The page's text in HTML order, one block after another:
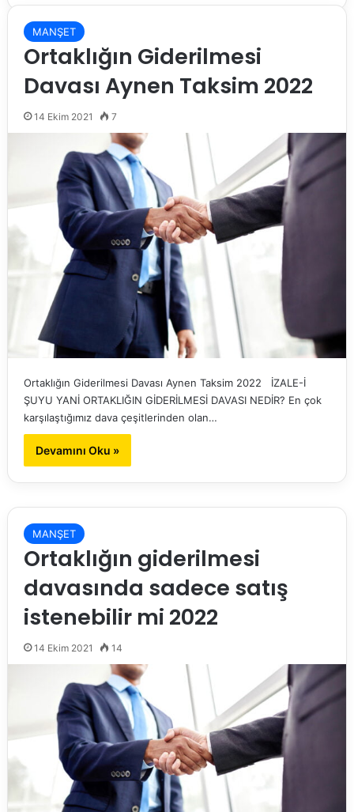
MANŞET
Ortaklığın Giderilmesi
Davası Aynen Taksim 2022
14 Ekim 2021 7
Ortaklığın Giderilmesi Davası Aynen Taksim 2022 İZALE-İ
ŞUYU YANİ ORTAKLIĞIN GİDERİLMESİ DAVASI NEDİR? En çok
karşılaştığımız dava çeşitlerinden olan…
Devamını Oku »
MANŞET
Ortaklığın giderilmesi
davasında sadece satış
istenebilir mi 2022
14 Ekim 2021 14